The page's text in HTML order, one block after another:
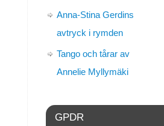
Anna-Stina Gerdins
avtryck i rymden
Tango och tårar av
Annelie Myllymäki
GPDR